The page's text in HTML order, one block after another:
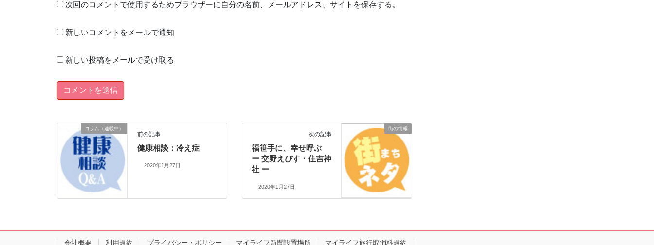
次回のコメントで使用するためブラウザーに自分の名前、メールアドレス、サイトを保存する。
新しいコメントをメールで通知
新しい投稿をメールで受け取る
コラム（連載中）
前の記事
健康相談：冷え症
2020年1月27日
街の情報
次の記事
福笹手に、幸せ呼ぶ
ー 交野えびす・住吉神
社 ー
2020年1月27日
会社概要 利用規約 プライバシー・ポリシー マイライフ新聞設置場所 マイライフ旅行取消料規約